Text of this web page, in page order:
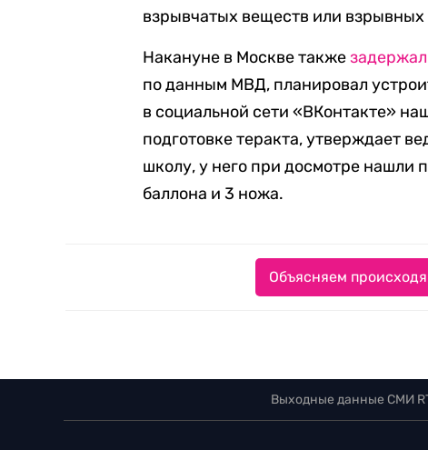
взрывчатых веществ или взрывных
Накануне в Москве также
по данным МВД, планировал
в социальной сети «ВКонтакте»
подготовке теракта, утверждает
школу, у него при досмотре нашли
баллона и 3 ножа.
Объясняем
Выходные данные СМИ